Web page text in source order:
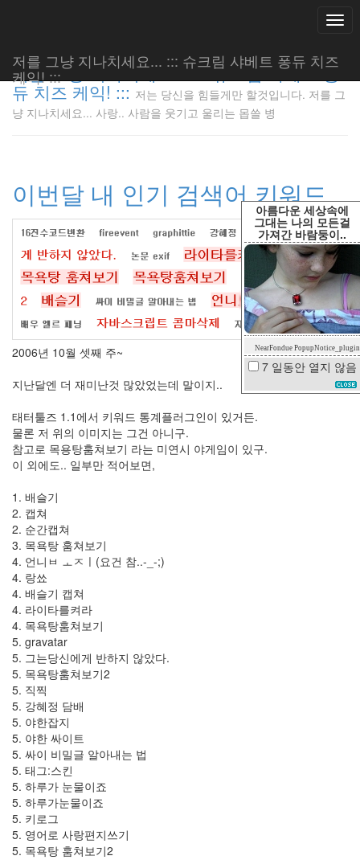
아름다운 세상속에
그대는 나의 모든걸
가져간 바람둥이..
NearFondue PopupNotice_plugin
7 일동안 열지 않음
저를 그냥 지나치세요... ::: 슈크림 샤베트 퐁듀 치즈
케익! :::
저를 그냥 지나치세요... ::: 슈크림 샤베트 퐁
듀 치즈 케익! ::: 저는 당신을 힘들게만 할것입니다. 저를 그
냥 지나치세요... 사랑.. 사람을 웃기고 울리는 몹쓸 병
이번달 내 인기 검색어 키워드
2006년 10월 셋째 주~
지난달엔 더 재미난것 많았었는데 말이지..
태터툴즈 1.1에서 키워드 통계플러그인이 있거든.
물론 저 위의 이미지는 그건 아니구.
참고로 목용탕훔쳐보기 라는 미연시 야게임이 있구.
이 외에도.. 일부만 적어보면,
1. 배슬기
2. 캡쳐
2. 순간캡쳐
3. 목욕탕 훔쳐보기
4. 언니ㅂ ㅗㅈㅣ(요건 참..-_-;)
4. 랑쑈
4. 배슬기 캡쳐
4. 라이타를켜라
4. 목욕탕훔쳐보기
5. gravatar
5. 그는당신에게 반하지 않았다.
5. 목욕탕훔쳐보기2
5. 직찍
5. 강혜정 담배
5. 야한잡지
5. 야한 싸이트
5. 싸이 비밀글 알아내는 법
5. 태그:스킨
5. 하루가 눈물이죠
5. 하루가눈물이죠
5. 키로그
5. 영어로 사랑편지쓰기
5. 목욕탕 훔쳐보기2
저는 당신
을 힘들게
지나치세
요... 사
랑.. 사람
을 웃기고
울리는 몹
쓸 병
LonnieNa
Tag
Cloud
감
차
고
등
고
마
츠
나
나
캐
쉬
쓸
함
vista
문
자
이
예
린
넷
플
릭
스
김
정
현
스